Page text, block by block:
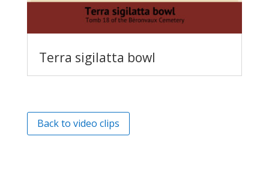
Terra sigilatta bowl
Back to video clips